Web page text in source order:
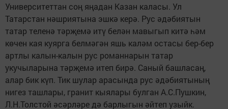
Университеттан соң яңадан Казан каласы. Ул
Татарстан нәшриятына эшкә керә. Рус әдәбиятын
татар теленә тәрҗемә итү белән мавыгып китә һәм
көчен кая куярга белмәгән яшь каләм остасы бер-бер
артлы калын-калын рус романнарын татар
укучыларына тәрҗемә итеп бирә. Саный башласаң,
алар бик күп. Тик шулар арасында рус әдәбиятының
нигез ташлары, гранит кыялары булган А.С.Пушкин,
Л.Н.Толстой әсәрләре дә барлыгын әйтеп узыйк.